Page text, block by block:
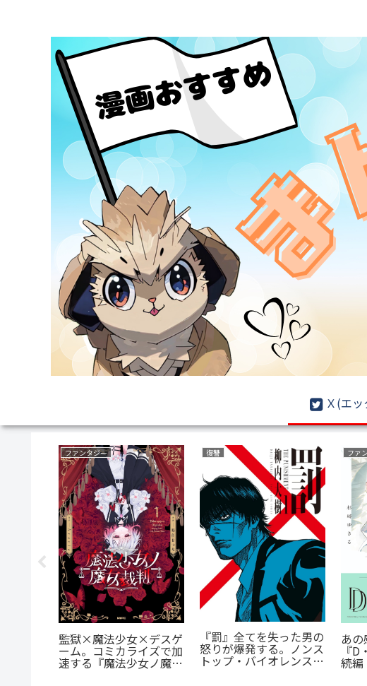
Ｘ(エッ
異世界もの(転生・転移・成り上がり・異世界ファンタジー)
「花言葉」と連携する転
生ファンタジー：『君に
贈るキヅタ』完全解説
サバイバルホラー
『群脳教室』の魅力を徹
底解説！教室が脳だら
け？衝撃サスペンスを今
育児
蒼井
の
ての
涙